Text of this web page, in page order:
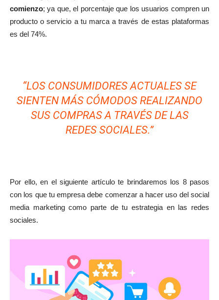
comienzo; ya que, el porcentaje que los usuarios compren un
producto o servicio a tu marca a través de estas plataformas
es del 74%.
“LOS CONSUMIDORES ACTUALES SE
SIENTEN MÁS CÓMODOS REALIZANDO
SUS COMPRAS A TRAVÉS DE LAS
REDES SOCIALES.”
Por ello, en el siguiente artículo te brindaremos los 8 pasos
con los que tu empresa debe comenzar a hacer uso del social
media marketing como parte de tu estrategia en las redes
sociales.